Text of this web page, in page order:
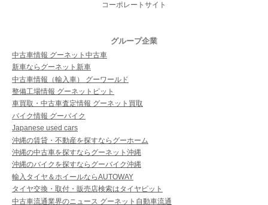
コーポレートサイト
グループ企業
中古車情報 グーネット中古車
新車ならグーネット新車
中古車情報（輸入車） グーワールド
整備工場情報 グーネットピット
車買取・中古車査定情報 グーネット買取
バイク情報 グーバイク
Japanese used cars
沖縄の賃貸・不動産を探すならグーホーム
沖縄の中古車を探すならグーネット沖縄
沖縄のバイクを探すならグーバイク沖縄
輸入タイヤ＆ホイールならAUTOWAY
タイヤ交換・取付・販売店検索はタイヤピット
中古車流通業界のニュース グーネット自動車流通